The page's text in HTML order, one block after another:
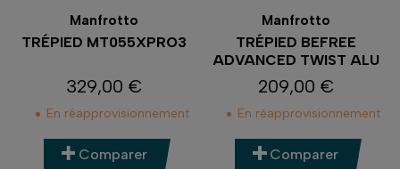
Manfrotto
TRÉPIED MT055XPRO3
Prix
329,00 €
En réapprovisionnement
Comparer
Manfrotto
TRÉPIED BEFREE
ADVANCED TWIST ALU
Prix
209,00 €
En réapprovisionnement
Comparer